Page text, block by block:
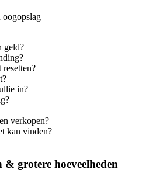
geld?
in?
verkopen?
kan vinden?
grotere hoeveelheden